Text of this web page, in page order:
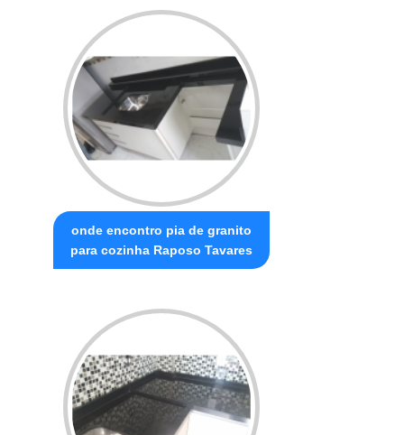
onde encontro pia de granito
para cozinha Raposo Tavares